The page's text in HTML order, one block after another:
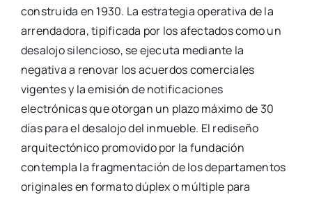
construida en 1930. La estrategia operativa de la
arrendadora, tipificada por los afectados como un
desalojo silencioso, se ejecuta mediante la
negativa a renovar los acuerdos comerciales
vigentes y la emisión de notificaciones
electrónicas que otorgan un plazo máximo de 30
días para el desalojo del inmueble. El rediseño
arquitectónico promovido por la fundación
contempla la fragmentación de los departamentos
originales en formato dúplex o múltiple para